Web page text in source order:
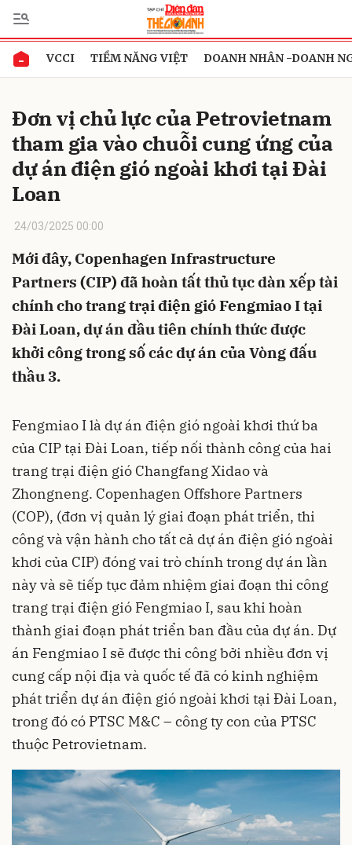
VCCI TIỀM NĂNG VIỆT DOANH NHÂN -DOANH
Đơn vị chủ lực của Petrovietnam
tham gia vào chuỗi cung ứng của
dự án điện gió ngoài khơi tại Đài
Loan
24/03/2025 00:00
Mới đây, Copenhagen Infrastructure
Partners (CIP) đã hoàn tất thủ tục dàn xếp tài
chính cho trang trại điện gió Fengmiao I tại
Đài Loan, dự án đầu tiên chính thức được
khởi công trong số các dự án của Vòng đấu
thầu 3.
Fengmiao I là dự án điện gió ngoài khơi thứ ba
của CIP tại Đài Loan, tiếp nối thành công của hai
trang trại điện gió Changfang Xidao và
Zhongneng. Copenhagen Offshore Partners
(COP), (đơn vị quản lý giai đoạn phát triển, thi
công và vận hành cho tất cả dự án điện gió ngoài
khơi của CIP) đóng vai trò chính trong dự án lần
này và sẽ tiếp tục đảm nhiệm giai đoạn thi công
trang trại điện gió Fengmiao I, sau khi hoàn
thành giai đoạn phát triển ban đầu của dự án. Dự
án Fengmiao I sẽ được thi công bởi nhiều đơn vị
cung cấp nội địa và quốc tế đã có kinh nghiệm
phát triển dự án điện gió ngoài khơi tại Đài Loan,
trong đó có PTSC M&C – công ty con của PTSC
thuộc Petrovietnam.
Gửi bình luận